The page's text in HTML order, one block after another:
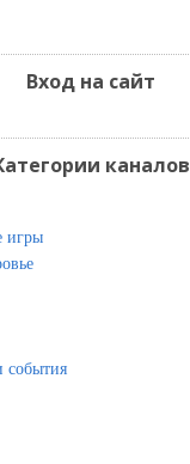
Вход на сайт
каналов
игры
события